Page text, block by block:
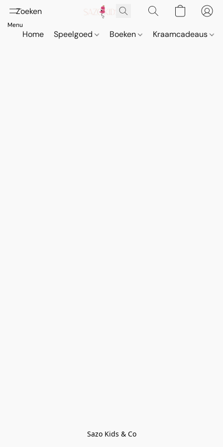
Home Speelgoed Boeken Kraamcadeaus
Sazo Kids & Co